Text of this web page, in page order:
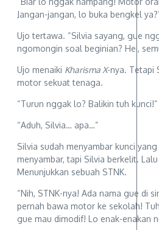
Jangan-jangan, lo buka bengkel
Ujo tertawa. “Silvia sayang, gue
ngomongin soal beginian? Hei,
Ujo menaiki Kharisma X-nya. Tetapi
motor sekuat tenaga.
“Turun nggak lo? Balikin tuh kunci!”
“Aduh, Silvia… apa…”
Silvia sudah menyambar kunci
menyambar, tapi Silvia berkelit.
Menunjukkan sebuah STNK.
“Nih, STNK-nya! Ada nama gue di
pernah bawa motor ke sekolah!
gue mau dimodif! Lo enak-enakan